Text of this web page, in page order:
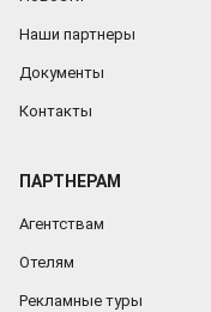
Наши партнеры
Документы
Контакты
ПАРТНЕРАМ
Агентствам
Отелям
Рекламные туры